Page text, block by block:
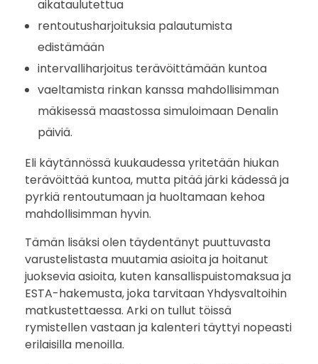
i
n
?
aikataulutettua
rentoutusharjoituksia palautumista
edistämään
intervalliharjoitus terävöittämään kuntoa
vaeltamista rinkan kanssa mahdollisimman
mäkisessä maastossa simuloimaan Denalin
päiviä.
Eli käytännössä kuukaudessa yritetään hiukan
terävöittää kuntoa, mutta pitää järki kädessä ja
pyrkiä rentoutumaan ja huoltamaan kehoa
mahdollisimman hyvin.
Tämän lisäksi olen täydentänyt puuttuvasta
varustelistasta muutamia asioita ja hoitanut
juoksevia asioita, kuten kansallispuistomaksua ja
ESTA-hakemusta, joka tarvitaan Yhdysvaltoihin
matkustettaessa. Arki on tullut töissä
rymistellen vastaan ja kalenteri täyttyi nopeasti
erilaisilla menoilla.